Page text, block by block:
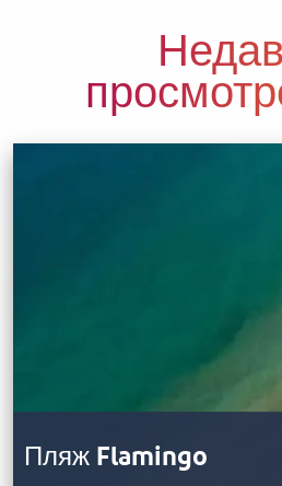
Пляж Flamingo